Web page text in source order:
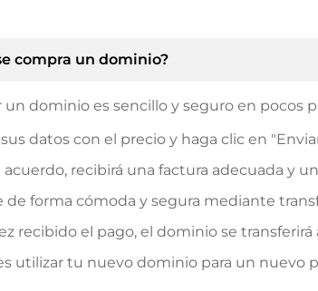
compra un dominio?
un dominio es sencillo y seguro en pocos
datos con el precio y haga clic en
acuerdo, recibirá una factura adecuada y
de forma cómoda y segura mediante
recibido el pago, el dominio se
utilizar tu nuevo dominio para un nuevo